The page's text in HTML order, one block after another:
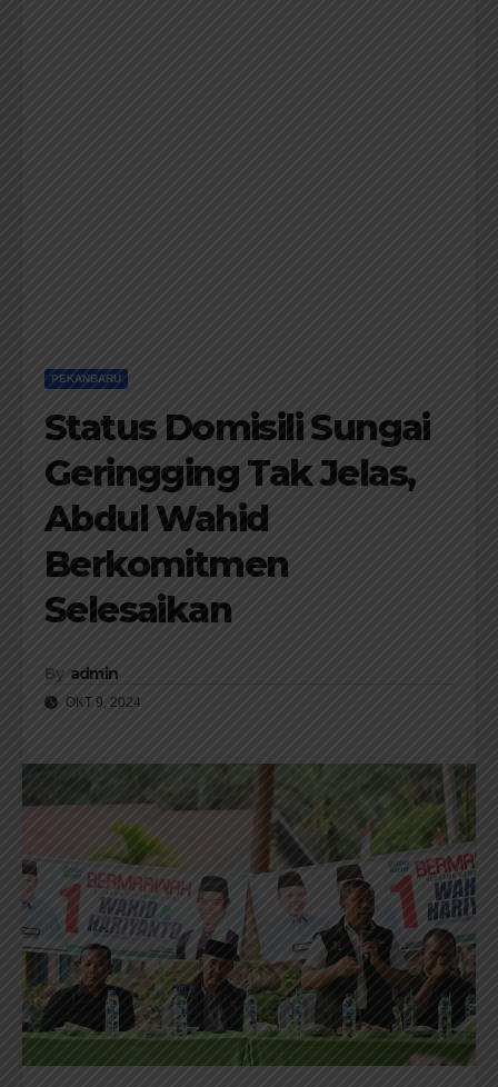
PEKANBARU
Status Domisili Sungai
Geringging Tak Jelas,
Abdul Wahid
Berkomitmen
Selesaikan
By admin
OKT 9, 2024